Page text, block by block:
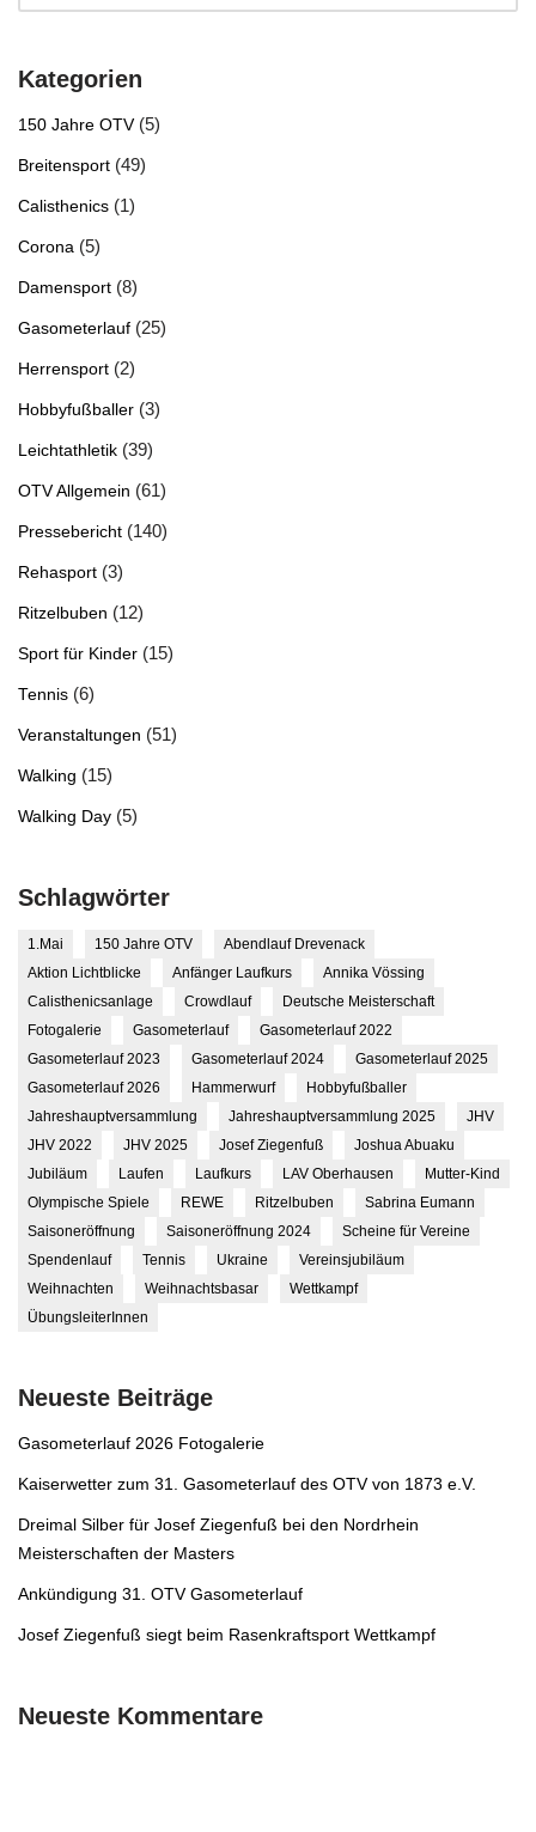
Kategorien
150 Jahre OTV(5)
Breitensport (49)
Calisthenics (1)
Corona (5)
Damensport (8)
Gasometerlauf (25)
Herrensport (2)
Hobbyfußballer (3)
Leichtathletik (39)
OTV Allgemein (61)
Pressebericht (140)
Rehasport (3)
Ritzelbuben (12)
Sport für Kinder (15)
Tennis (6)
Veranstaltungen (51)
Walking (15)
Walking Day (5)
Schlagwörter
1.Mai 150 Jahre OTV
Abendlauf Drevenack
Aktion Lichtblicke
Anfänger Laufkurs
Annika Vössing
Calisthenicsanlage
Crowdlauf
Deutsche Meisterschaft
Fotogalerie
Gasometerlauf
Gasometerlauf 2022
Gasometerlauf 2023
Gasometerlauf 2024
Gasometerlauf 2025
Gasometerlauf 2026
Hammerwurf
Hobbyfußballer
Jahreshauptversammlung
Jahreshauptversammlung 2025
JHV
JHV 2022
JHV 2025 Josef Ziegenfuß
Joshua Abuaku
Jubiläum
Laufen Laufkurs LAV Oberhausen
Mutter-Kind
Olympische Spiele
REWE Ritzelbuben
Sabrina Eumann
Saisoneröffnung
Saisoneröffnung 2024
Scheine für Vereine
Spendenlauf
Tennis Ukraine
Vereinsjubiläum
Weihnachten
Weihnachtsbasar
Wettkampf
ÜbungsleiterInnen
Neueste Beiträge
Gasometerlauf 2026 Fotogalerie
Kaiserwetter zum 31. Gasometerlauf des OTV von 1873 e.V.
Dreimal Silber für Josef Ziegenfuß bei den Nordrhein
Meisterschaften der Masters
Ankündigung 31. OTV Gasometerlauf
Josef Ziegenfuß siegt beim Rasenkraftsport Wettkampf
Neueste Kommentare